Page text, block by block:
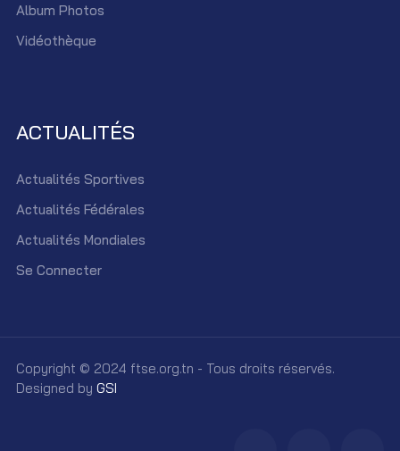
Album Photos
Vidéothèque
ACTUALITÉS
Actualités Sportives
Actualités Fédérales
Actualités Mondiales
Se Connecter
Copyright © 2024 ftse.org.tn - Tous droits réservés.
Designed by GSI